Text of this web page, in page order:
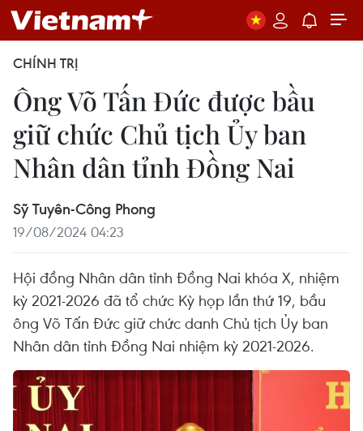
CHÍNH TRỊ
Ông Võ Tấn Đức được bầu
giữ chức Chủ tịch Ủy ban
Nhân dân tỉnh Đồng Nai
Sỹ Tuyên-Công Phong
19/08/2024 04:23
Hội đồng Nhân dân tỉnh Đồng Nai khóa X, nhiệm
kỳ 2021-2026 đã tổ chức Kỳ họp lần thứ 19, bầu
ông Võ Tấn Đức giữ chức danh Chủ tịch Ủy ban
Nhân dân tỉnh Đồng Nai nhiệm kỳ 2021-2026.